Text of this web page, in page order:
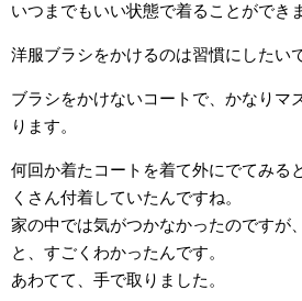
いつまでもいい状態で着ることができ
洋服ブラシをかけるのは習慣にしたい
ブラシをかけないコートで、かなりマ
ります。
何回か着たコートを着て外にでてみる
くさん付着していたんですね。
家の中では気がつかなかったのですが
と、すごくわかったんです。
あわてて、手で取りました。